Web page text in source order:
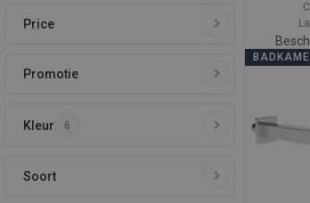
Price
Promotie
Kleur 6
Soort